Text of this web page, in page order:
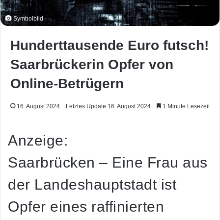
Symbolbild
Hunderttausende Euro futsch!
Saarbrückerin Opfer von
Online-Betrügern
16. August 2024 Letztes Update 16. August 2024 1 Minute Lesezeit
Anzeige:
Saarbrücken – Eine Frau aus
der Landeshauptstadt ist
Opfer eines raffinierten